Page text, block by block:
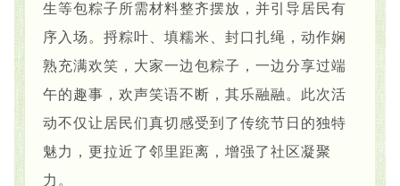
生等包粽子所需材料整齐摆放，并引导居民有
序入场。捋粽叶、填糯米、封口扎绳，动作娴
熟充满欢笑，大家一边包粽子，一边分享过端
午的趣事，欢声笑语不断，其乐融融。此次活
动不仅让居民们真切感受到了传统节日的独特
魅力，更拉近了邻里距离，增强了社区凝聚
力。